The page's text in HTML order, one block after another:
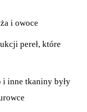
i owoce
pereł, które
i inne tkaniny były